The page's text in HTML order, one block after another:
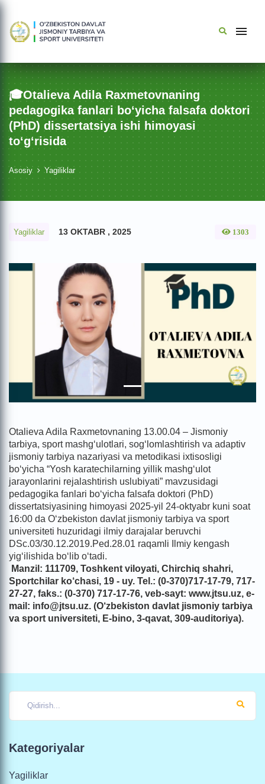
🎓Otalieva Adila Raxmetovnaning
pedаgogikа fаnlаri bo‘yichа fаlsаfа doktori
(PhD) dissertatsiya ishi himoyasi
to‘g‘risida
Asosiy Yagiliklar
Yagiliklar 13 OKTABR , 2025 1303
Otalieva Adila Raxmetovnaning 13.00.04 – Jismoniy
tarbiya, sport mashgʻulotlari, sogʻlomlashtirish va adaptiv
jismoniy tarbiya nazariyasi va metodikasi ixtisosligi
bo‘yicha “Yosh karatechilarning yillik mashg‘ulot
jarayonlarini rejalashtirish uslubiyati” mavzusidagi
pedаgogikа fаnlаri bo‘yichа fаlsаfа doktori (PhD)
dissertatsiyasining himoyasi 2025-yil 24-oktyabr kuni soat
16:00 da O‘zbekiston davlat jismoniy tarbiya va sport
universiteti huzuridagi ilmiy darajalar beruvchi
DSс.03/30.12.2019.Ped.28.01 raqamli Ilmiy kengash
yig‘ilishida bo‘lib o‘tadi.
Manzil: 111709, Toshkent viloyati, Chirchiq shahri,
Sportchilar ko‘chasi, 19 - uy. Tel.: (0-370)717-17-79, 717-
27-27, faks.: (0-370) 717-17-76, veb-sayt: www.jtsu.uz, e-
mail: info@jtsu.uz. (O‘zbekiston davlat jismoniy tarbiya
va sport universiteti, E-bino, 3-qavat, 309-auditoriya).
Kategoriyalar
Yagiliklar